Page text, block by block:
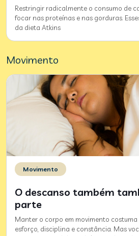
Restringir radicalmente o consumo de
focar nas proteínas e nas gorduras.
da dieta Atkins
Movimento
Movimento
O descanso também
parte
Manter o corpo em movimento costuma
esforço, disciplina e constância. Mas